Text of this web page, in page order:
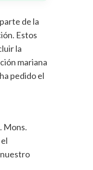
de la
Estos
la
mariana
pedido el
Mons.